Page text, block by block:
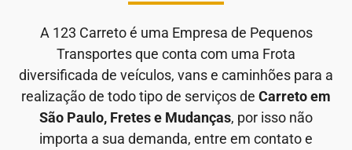
A 123 Carreto é uma Empresa de Pequenos
Transportes que conta com uma Frota
diversificada de veículos, vans e caminhões para a
realização de todo tipo de serviços de Carreto em
São Paulo, Fretes e Mudanças, por isso não
importa a sua demanda, entre em contato e